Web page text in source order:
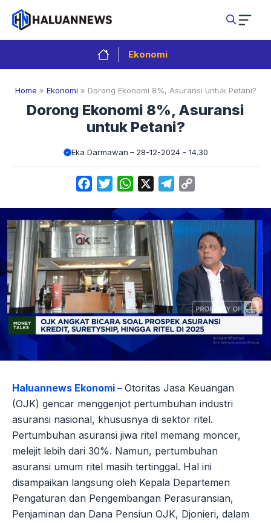
Langsung
isi
Ekonomi
Home » Ekonomi » Dorong Ekonomi 8%, Asuransi untuk Petani?
Dorong Ekonomi 8%, Asuransi
untuk Petani?
Eka Darmawan 28-12-2024 - 14.30
FacebookTwitterWhatsApp Telegram
Haluannews Ekonomi – Otoritas Jasa Keuangan
(OJK) gencar menggenjot pertumbuhan industri
asuransi nasional, khususnya di sektor ritel.
Pertumbuhan asuransi jiwa ritel memang moncer,
melejit lebih dari 30%. Namun, pertumbuhan
asuransi umum ritel masih tertinggal. Hal ini
disampaikan langsung oleh Kepala Departemen
Pengaturan dan Pengembangan Perasuransian,
Penjaminan dan Dana Pensiun OJK, Djonieri, dalam